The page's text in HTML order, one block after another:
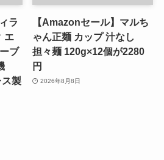
ラ
エ
ブ
製
【Amazonセール】マルち
ゃん正麺 カップ 汁なし
担々麺 120g×12個が2280
円
2026年8月8日